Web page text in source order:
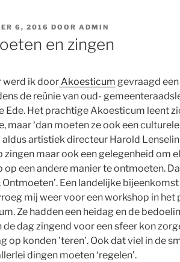
6, 2016 DOOR ADMIN
en zingen
werd ik doorAkoesticum gevraagd
de reünie van oud-
Ede. Het prachtige Akoesticum leent
maar ‘dan moeten ze ook een
aldus artistiek directeur Harold
zingen maar ook een gelegenheid om
op een andere manier te ontmoeten.
Ontmoeten’. Een landelijke
mij weer voor een workshop in het
Ze hadden een heidag en de
de dag zingend voor een sfeer kon
op konden ’teren’. Ook dat viel in de
dingen moeten ‘regelen’.